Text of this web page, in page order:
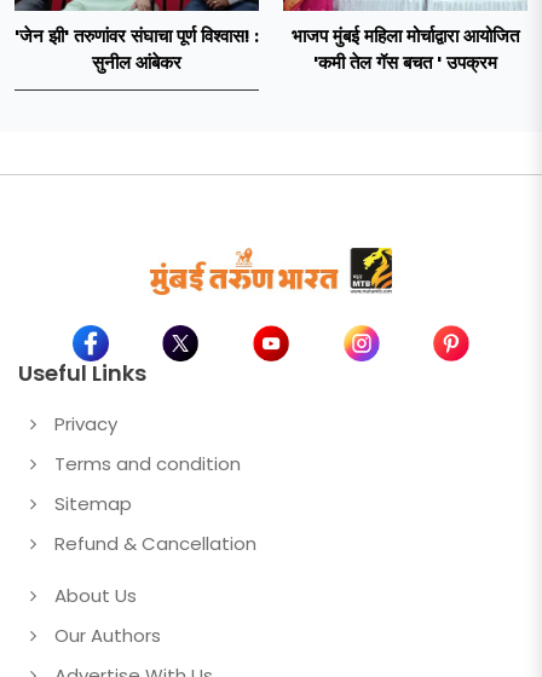
'जेन झी' तरुणांवर संघाचा पूर्ण विश्वास! :
सुनील आंबेकर
भाजप मुंबई महिला मोर्चाद्वारा आयोजित
'कमी तेल गॅस बचत ' उपक्रम
Useful Links
Privacy
Terms and condition
Sitemap
Refund & Cancellation
About Us
Our Authors